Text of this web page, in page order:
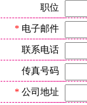
职位
* 电子邮件
联系电话
传真号码
* 公司地址